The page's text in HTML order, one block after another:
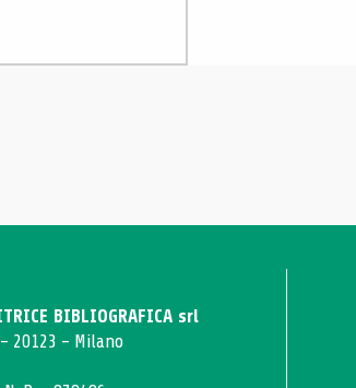
BIBLIOGRAFICA srl
- 20123 - Milano